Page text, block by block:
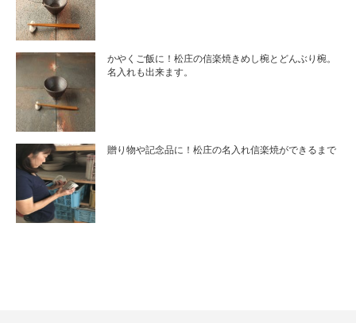
かやくご飯に！松庄の信楽焼きめし椀とどんぶり椀。
名入れも出来ます。
贈り物や記念品に！松庄の名入れ信楽焼ができるまで